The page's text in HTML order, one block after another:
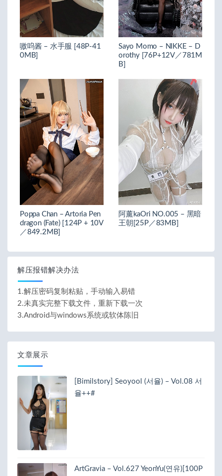
嗷呜酱 – 水手服 [48P-41
0MB]
Sayo Momo – NIKKE – D
orothy [76P+12V／781M
B]
Poppa Chan – Artoria Pen
dragon (Fate) [124P + 10V
／849.2MB]
阿薰kaOri NO.005 – 黑暗
王朝[25P／83MB]
解压报错解决办法
1.解压密码复制粘贴，手动输入易错
2.未真实完整下载文件，重新下载一次
3.Android与windows系统或软体陈旧
文章展示
[Bimilstory] Seoyool (서율) – Vol.08 서
율++#
ArtGravia – Vol.627 YeonYu(연유)[100P